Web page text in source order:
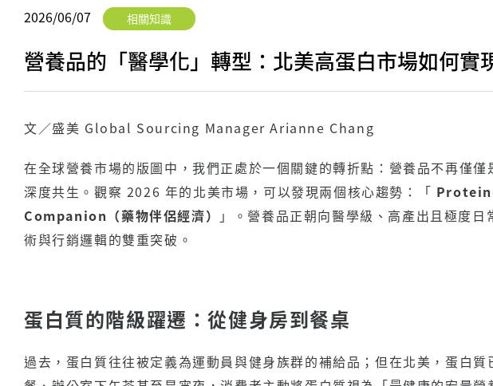
2026/06/07 相關知識
營養品的「醫學化」轉型：北美高蛋白市場如何實
文／盛美 Global Sourcing Manager Arianne Chang
在全球營養市場的版圖中，我們正處於一個關鍵的轉折點：營養品不再僅
深度共生。觀察 2026 年的北美市場，可以發現兩個核心趨勢：「
Companion（藥物伴侶經濟）
」。營養品正朝向醫學級、高產出且極度
術與行銷邏輯的雙重突破。
蛋白質的階級躍遷：從健身房到餐桌
過去，蛋白質往往被定義為運動員與健身族群的補給品；但在北美，蛋白